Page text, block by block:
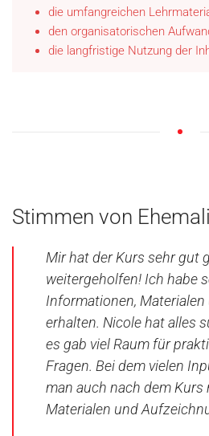
die umfangreichen
den organisatorischen
die langfristige Nutzung der
Stimmen von
Mir hat der Kurs sehr gut
weitergeholfen! Ich habe
Informationen,
erhalten. Nicole hat alles
es gab viel Raum für
Fragen. Bei dem vielen
man auch nach dem
Materialen und